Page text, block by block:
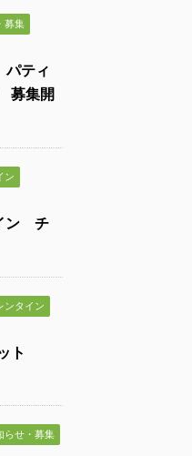
募集
ティ
募集開
ン
ン チ
ンタイン
ト
らせ・募集